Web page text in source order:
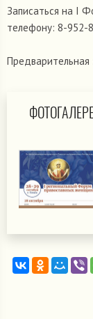
Записаться на I
телефону: 8-952-
Предварительная